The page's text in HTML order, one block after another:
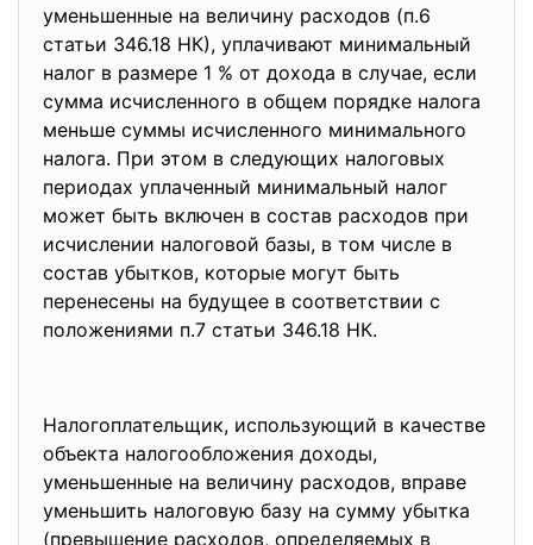
уменьшенные на величину расходов (п.6
статьи 346.18 НК), уплачивают минимальный
налог в размере 1 % от дохода в случае, если
сумма исчисленного в общем порядке налога
меньше суммы исчисленного минимального
налога. При этом в следующих налоговых
периодах уплаченный минимальный налог
может быть включен в состав расходов при
исчислении налоговой базы, в том числе в
состав убытков, которые могут быть
перенесены на будущее в соответствии с
положениями п.7 статьи 346.18 НК.
Налогоплательщик, использующий в качестве
объекта налогообложения доходы,
уменьшенные на величину расходов, вправе
уменьшить налоговую базу на сумму убытка
(превышение расходов, определяемых в